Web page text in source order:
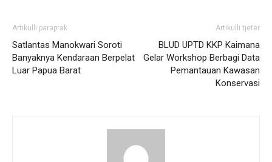
Artikulli paraprak
Satlantas Manokwari Soroti
Banyaknya Kendaraan Berpelat
Luar Papua Barat
Artikulli tjetër
BLUD UPTD KKP Kaimana
Gelar Workshop Berbagi Data
Pemantauan Kawasan
Konservasi